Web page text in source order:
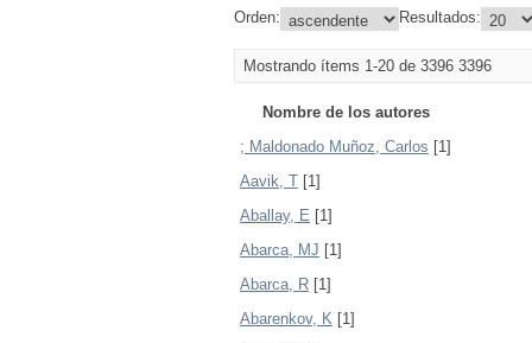
Orden: Resultados:
Mostrando ítems 1-20 de 3396 3396
Nombre de los autores
; Maldonado Muñoz, Carlos [1]
Aavik, T [1]
Aballay, E [1]
Abarca, MJ [1]
Abarca, R [1]
Abarenkov, K [1]